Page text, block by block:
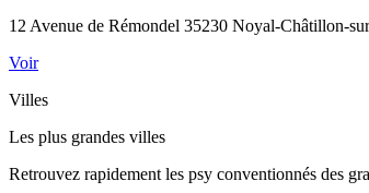
12 Avenue de Rémondel 35230 Noyal-Châtillon-
Voir
Villes
Les plus grandes villes
Retrouvez rapidement les psy conventionnés des